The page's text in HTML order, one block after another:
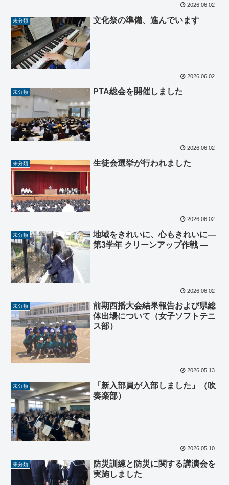
2026.06.02
未分類 文化祭の準備、進んでいます
2026.06.02
未分類 PTA総会を開催しました
2026.06.02
未分類 生徒会選挙が行われました
2026.06.02
未分類
地域をきれいに、心もきれいに―
第3学年 クリーンアップ作戦 ―
2026.06.02
未分類
前期西播大会結果報告および県総
体出場について（女子ソフトテニ
ス部）
2026.05.13
未分類
「新入部員が入部しました」（吹
奏楽部）
2026.05.10
未分類
防災訓練と防災に関する講演会を
実施しました